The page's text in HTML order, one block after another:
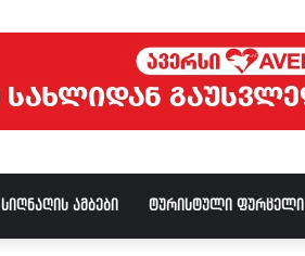
სიღნაღის ამბები ტურისტული ფურცელი